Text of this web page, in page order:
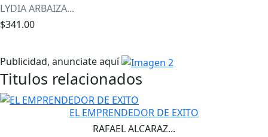
LYDIA ARBAIZA...
$341.00
Publicidad, anunciate aquí
Titulos relacionados
EL EMPRENDEDOR DE EXITO
RAFAEL ALCARAZ...